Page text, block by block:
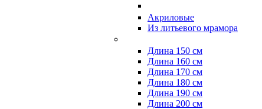
Акриловые
Из литьевого мрамора
Длина 150 см
Длина 160 см
Длина 170 см
Длина 180 см
Длина 190 см
Длина 200 см